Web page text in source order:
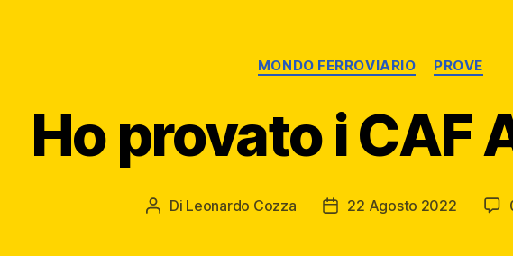
Categorie
MONDO FERROVIARIO PROVE
Ho provato i CAF
Autore
Di Leonardo Cozza
Data22 Agosto 2022